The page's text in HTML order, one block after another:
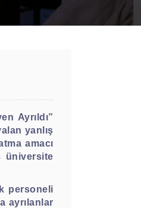
Ayrıldı”
yanlış
amacı
üniversite
personeli
ayrılanlar